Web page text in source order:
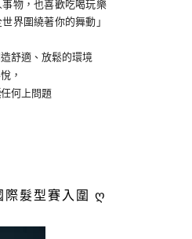
事物，也喜歡吃喝玩樂
世界圍繞著你的舞動」
舒適、放鬆的環境
，
任何上問題
際髮型賽入圍 ღ